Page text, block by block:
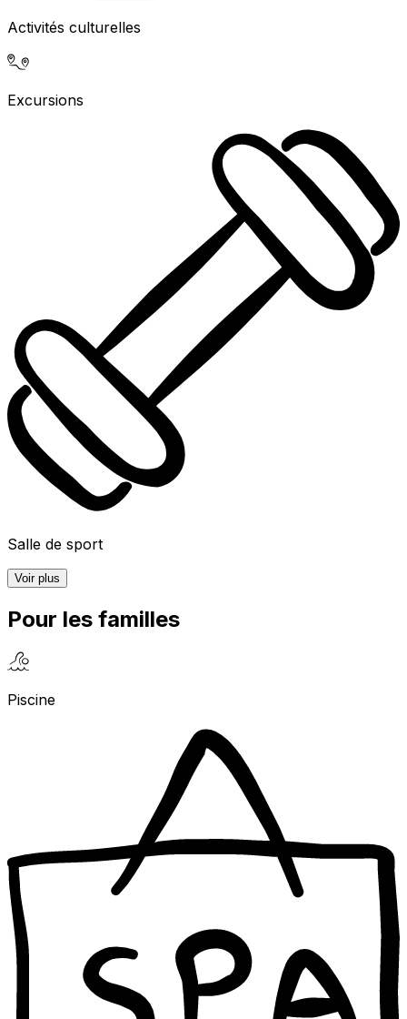
Activités culturelles
Excursions
Salle de sport
Voir plus
Pour les familles
Piscine